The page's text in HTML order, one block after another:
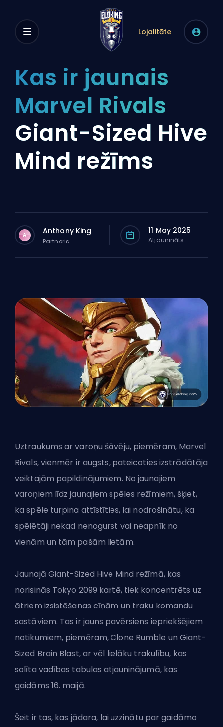
Lojalitāte
Kas ir jaunais
Marvel Rivals
Giant-Sized Hive
Mind režīms
A Anthony King
Partneris
11 May 2025
Atjaunināts:
Uztraukums ar varoņu šāvēju, piemēram, Marvel
Rivals, vienmēr ir augsts, pateicoties izstrādātāja
veiktajām papildinājumiem. No jaunajiem
varoņiem līdz jaunajiem spēles režīmiem, šķiet,
ka spēle turpina attīstīties, lai nodrošinātu, ka
spēlētāji nekad nenogurst vai neapnīk no
vienām un tām pašām lietām.
Jaunajā Giant-Sized Hive Mind režīmā, kas
norisinās Tokyo 2099 kartē, tiek koncentrēts uz
ātriem izsistēšanas cīņām un traku komandu
sastāviem. Tas ir jauns pavērsiens iepriekšējiem
notikumiem, piemēram, Clone Rumble un Giant-
Sized Brain Blast, ar vēl lielāku trakulību, kas
solīta vadības tabulas atjauninājumā, kas
gaidāms 16. maijā.
Šeit ir tas, kas jādara, lai uzzinātu par gaidāmo